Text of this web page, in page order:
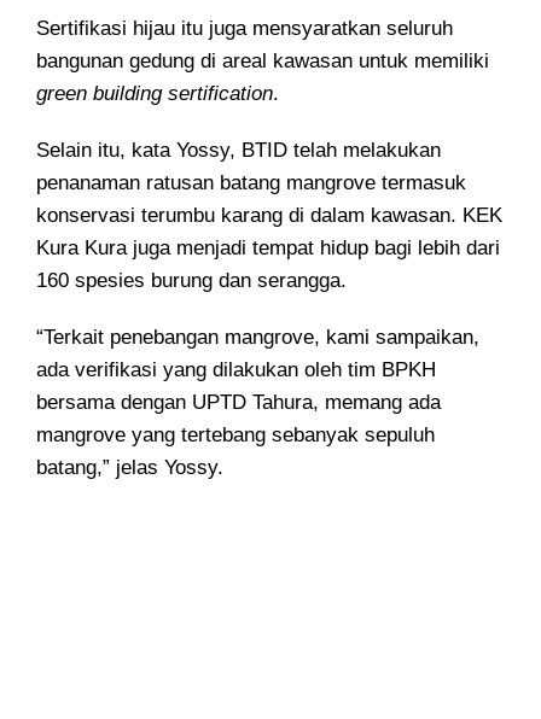
Sertifikasi hijau itu juga mensyaratkan seluruh
bangunan gedung di areal kawasan untuk memiliki
green building sertification.
Selain itu, kata Yossy, BTID telah melakukan
penanaman ratusan batang mangrove termasuk
konservasi terumbu karang di dalam kawasan. KEK
Kura Kura juga menjadi tempat hidup bagi lebih dari
160 spesies burung dan serangga.
“Terkait penebangan mangrove, kami sampaikan,
ada verifikasi yang dilakukan oleh tim BPKH
bersama dengan UPTD Tahura, memang ada
mangrove yang tertebang sebanyak sepuluh
batang,” jelas Yossy.